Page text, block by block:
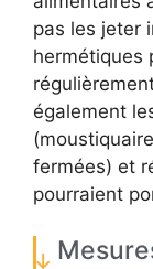
pas les jeter
hermétiques
également
fermées) et
pourraient